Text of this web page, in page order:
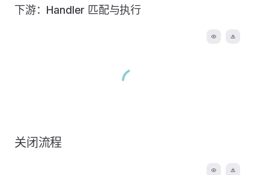
下游：Handler 匹配与执行
关闭流程